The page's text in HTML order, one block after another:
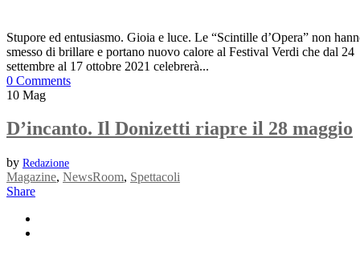
Stupore ed entusiasmo. Gioia e luce. Le “Scintille d’Opera” non
smesso di brillare e portano nuovo calore al Festival Verdi che dal 24
settembre al 17 ottobre 2021 celebrerà...
0 Comments
10 Mag
D’incanto. Il Donizetti riapre il 28 maggio
by Redazione
Magazine, NewsRoom, Spettacoli
Share